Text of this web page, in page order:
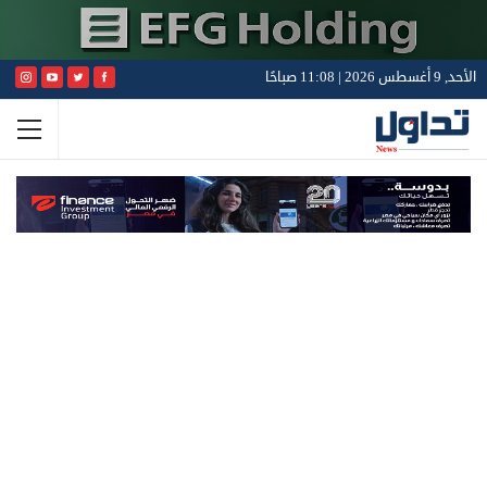
الأحد, 9 أغسطس 2026 | 11:08 صباحًا